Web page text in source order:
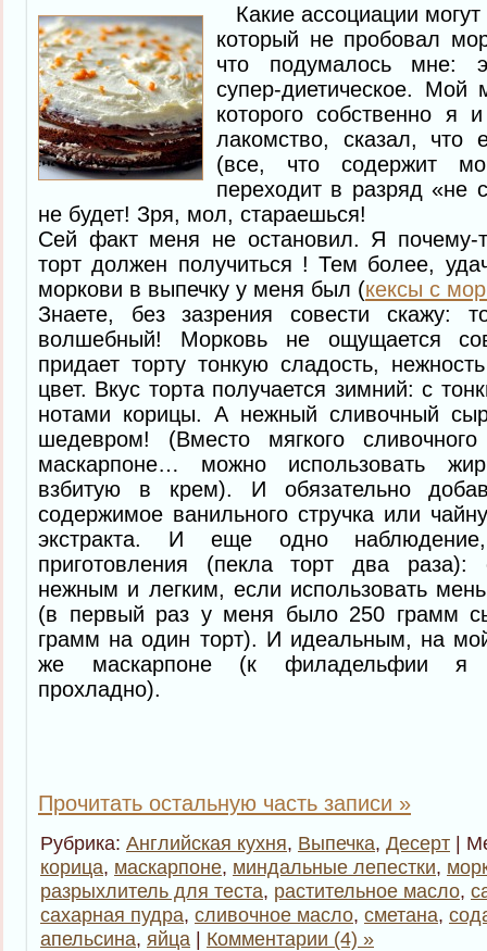
Какие ассоциации могут
который не пробовал
что подумалось мне:
супер-диетическое.
которого собственно я
лакомство, сказал, что
(все, что содержит
переходит в разряд «не
не будет! Зря, мол, стараешься!
Сей факт меня не остановил. Я почему-
торт должен получиться ! Тем более,
моркови в выпечку у меня был (кексы с
Знаете, без зазрения совести скажу:
волшебный! Морковь не ощущается
придает торту тонкую сладость,
цвет. Вкус торта получается зимний: с
нотами корицы. А нежный сливочный
шедевром! (Вместо мягкого
маскарпоне… можно использовать
взбитую в крем). И обязательно
содержимое ванильного стручка или
экстракта. И еще одно
приготовления (пекла торт два раза):
нежным и легким, если использовать
(в первый раз у меня было 250 грамм
грамм на один торт). И идеальным, на
же маскарпоне (к филадельфии я
прохладно).
Прочитать остальную часть записи »
Рубрика: Английская кухня, Выпечка, Десерт |
корица, маскарпоне, миндальные лепестки,
разрыхлитель для теста, растительное масло,
сахарная пудра, сливочное масло, сметана,
апельсина, яйца | Комментарии (4) »